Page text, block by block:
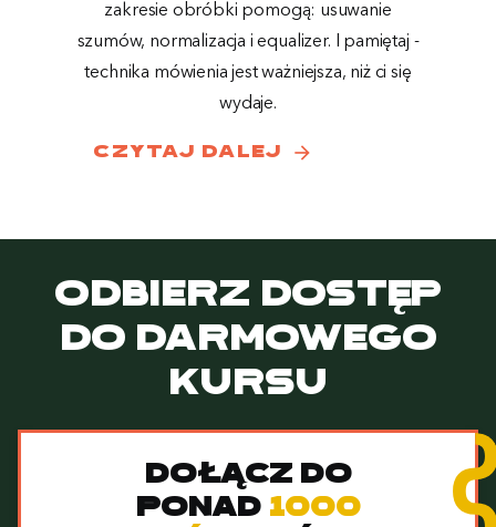
zakresie obróbki pomogą: usuwanie
szumów, normalizacja i equalizer. I pamiętaj -
technika mówienia jest ważniejsza, niż ci się
wydaje.
czytaj dalej arrow_forward
Odbierz dostęp
do darmowego
kursu
dołącz do
ponad 1000